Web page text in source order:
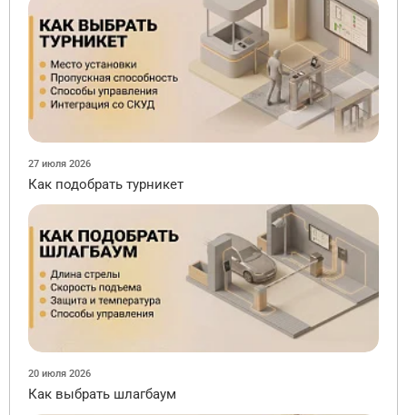
27 июля 2026
Как подобрать турникет
20 июля 2026
Как выбрать шлагбаум